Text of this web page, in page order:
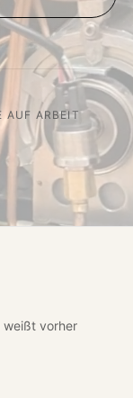
AUF ARBEIT
weißt vorher